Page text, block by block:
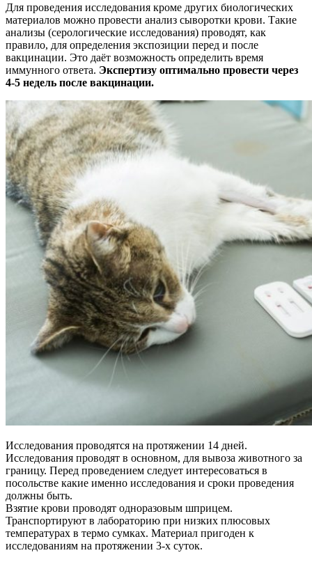
Для проведения исследования кроме других биологических
материалов можно провести анализ сыворотки крови. Такие
анализы (серологические исследования) проводят, как
правило, для определения экспозиции перед и после
вакцинации. Это даёт возможность определить время
иммунного ответа. Экспертизу оптимально провести через
4-5 недель после вакцинации.
Исследования проводятся на протяжении 14 дней.
Исследования проводят в основном, для вывоза животного за
границу. Перед проведением следует интересоваться в
посольстве какие именно исследования и сроки проведения
должны быть.
Взятие крови проводят одноразовым шприцем.
Транспортируют в лабораторию при низких плюсовых
температурах в термо сумках. Материал пригоден к
исследованиям на протяжении 3-х суток.